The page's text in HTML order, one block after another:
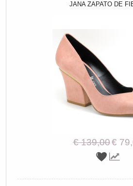
JANA ZAPATO DE
€ 139,00€